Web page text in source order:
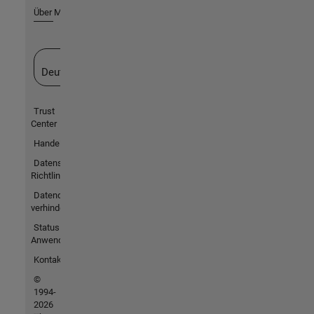
Über MathWorks
Deutschland
Trust
Center
Handelsmarken
Datenschutz-
Richtlinien
Datendiebstahl
verhindern
Status von
Anwendungen
Kontakt
©
1994-
2026